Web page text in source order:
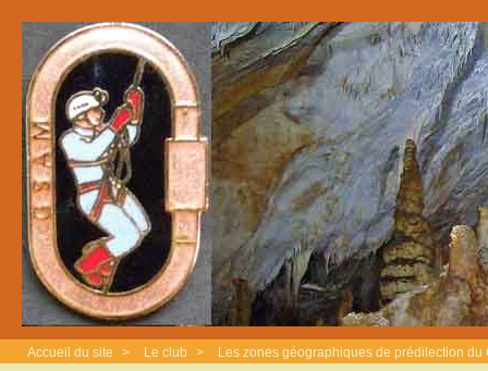
Accueil du site > Le club > Les zones géographiques de prédilection du